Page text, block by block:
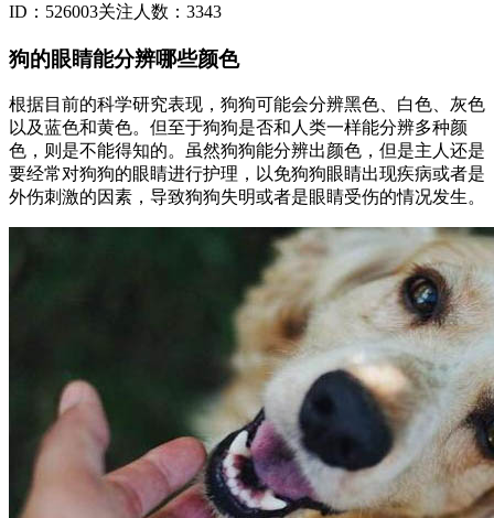
ID：526003关注人数：3343
狗的眼睛能分辨哪些颜色
根据目前的科学研究表现，狗狗可能会分辨黑色、白色、灰色
以及蓝色和黄色。但至于狗狗是否和人类一样能分辨多种颜
色，则是不能得知的。虽然狗狗能分辨出颜色，但是主人还是
要经常对狗狗的眼睛进行护理，以免狗狗眼睛出现疾病或者是
外伤刺激的因素，导致狗狗失明或者是眼睛受伤的情况发生。